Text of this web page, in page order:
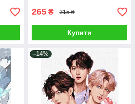
265 ₴ 315 ₴
Купити
–14%